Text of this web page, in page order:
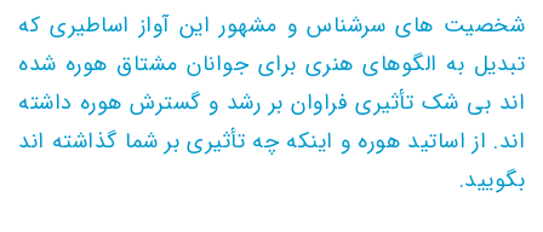
شخصیت های سرشناس و مشهور این آواز اساطیری که
تبدیل به الگوهای هنری برای جوانان مشتاق هوره شده
اند بی شک تأثیری فراوان بر رشد و گسترش هوره داشته
اند. از اساتید هوره و اینکه چه تأثیری بر شما گذاشته اند
بگویید.